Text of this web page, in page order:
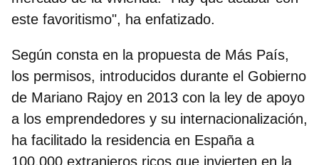
este favoritismo", ha enfatizado.
Según consta en la propuesta de Más País,
los permisos, introducidos durante el Gobierno
de Mariano Rajoy en 2013 con la ley de apoyo
a los emprendedores y su internacionalización,
ha facilitado la residencia en España a
100.000 extranjeros ricos que invierten en la